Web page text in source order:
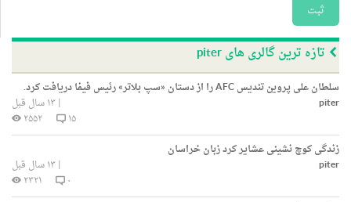
ثبت
تازه ترین گالری های piter
سلطان علی پروین تندیس AFC را از دستان «سپ بلاتر» رئیس فیفا دریافت کرد.
piter
۱۳ سال قبل
۲۵۵۲
زندگی کوچ نشینی عشایر کرد زبان خراسان
piter
۱۳ سال قبل
۲۳۲۱